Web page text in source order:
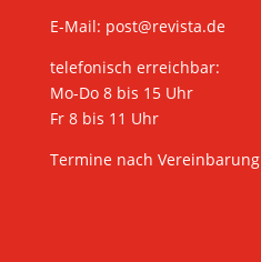
E-Mail: post@revista.de
telefonisch erreichbar:
Mo-Do 8 bis 15 Uhr
Fr 8 bis 11 Uhr
Termine nach Vereinbarung